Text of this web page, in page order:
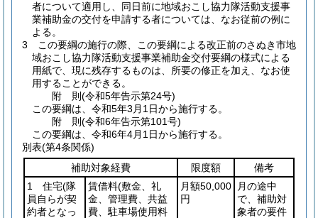
者について適用し、同日前に地域おこし協力隊活動支援事
業補助金の交付を申請する者については、なお従前の例に
よる。
3
この要綱の施行の際、この要綱による改正前のさぬき市地
域おこし協力隊活動支援事業補助金交付要綱の様式による
用紙で、現に残存するものは、所要の修正を加え、なお使
用することができる。
附 則(令和5年告示第24号)
この要綱は、令和5年3月1日から施行する。
附 則(令和6年告示第101号)
この要綱は、令和6年4月1日から施行する。
別表(第4条関係)
補助対象経費
限度額
備考
1 住宅(隊
員自らが契
約者となっ
賃借料(敷金、礼
金、管理費、共益
費、駐車場使用料
月額50,000
円
月の途中
で、補助対
象者の要件